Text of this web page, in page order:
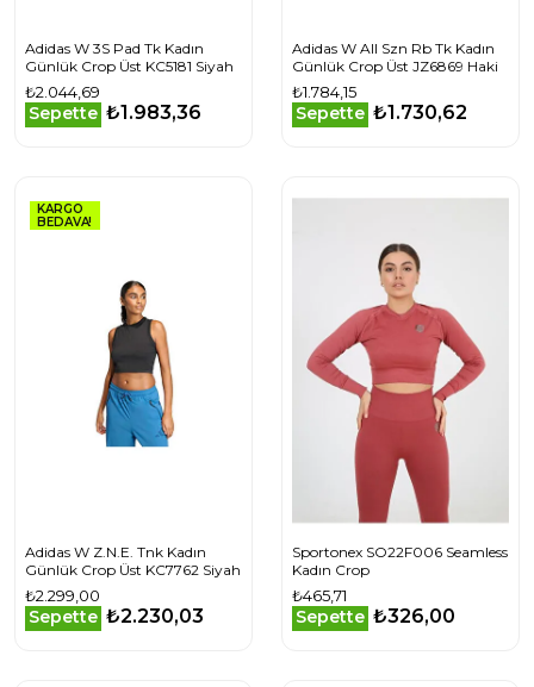
Adidas W 3S Pad Tk Kadın
Günlük Crop Üst KC5181 Siyah
₺2.044,69
Sepette ₺1.983,36
Adidas W All Szn Rb Tk Kadın
Günlük Crop Üst JZ6869 Haki
₺1.784,15
Sepette ₺1.730,62
KARGO
BEDAVA!
Adidas W Z.N.E. Tnk Kadın
Günlük Crop Üst KC7762 Siyah
₺2.299,00
Sepette ₺2.230,03
Sportonex SO22F006 Seamless
Kadın Crop
₺465,71
Sepette ₺326,00